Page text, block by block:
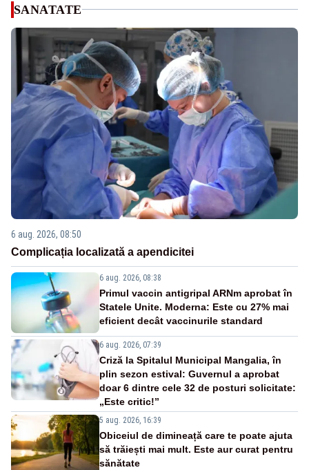
SANATATE
6 aug. 2026, 08:50
Complicația localizată a apendicitei
6 aug. 2026, 08:38
Primul vaccin antigripal ARNm aprobat în
Statele Unite. Moderna: Este cu 27% mai
eficient decât vaccinurile standard
6 aug. 2026, 07:39
Criză la Spitalul Municipal Mangalia, în
plin sezon estival: Guvernul a aprobat
doar 6 dintre cele 32 de posturi solicitate:
„Este critic!”
5 aug. 2026, 16:39
Obiceiul de dimineață care te poate ajuta
să trăiești mai mult. Este aur curat pentru
sănătate